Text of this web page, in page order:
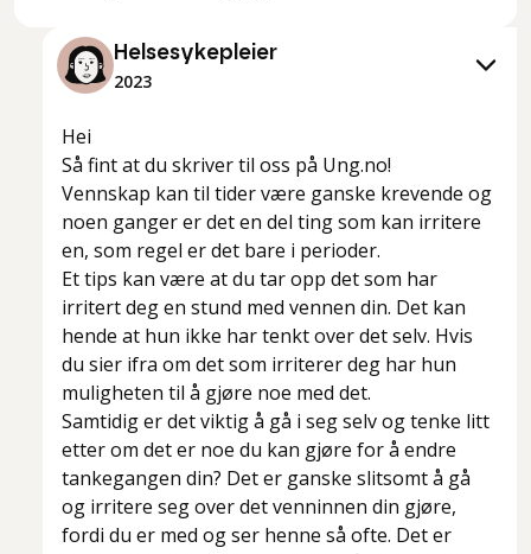
Helsesykepleier
2023
Hei
Så fint at du skriver til oss på Ung.no!
Vennskap kan til tider være ganske krevende og
noen ganger er det en del ting som kan irritere
en, som regel er det bare i perioder.
Et tips kan være at du tar opp det som har
irritert deg en stund med vennen din. Det kan
hende at hun ikke har tenkt over det selv. Hvis
du sier ifra om det som irriterer deg har hun
muligheten til å gjøre noe med det.
Samtidig er det viktig å gå i seg selv og tenke litt
etter om det er noe du kan gjøre for å endre
tankegangen din? Det er ganske slitsomt å gå
og irritere seg over det venninnen din gjøre,
fordi du er med og ser henne så ofte. Det er